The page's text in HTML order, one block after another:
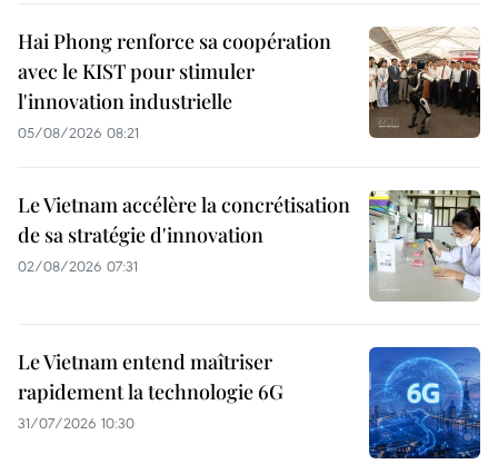
Hai Phong renforce sa coopération
avec le KIST pour stimuler
l'innovation industrielle
05/08/2026 08:21
Le Vietnam accélère la concrétisation
de sa stratégie d'innovation
02/08/2026 07:31
Le Vietnam entend maîtriser
rapidement la technologie 6G
31/07/2026 10:30